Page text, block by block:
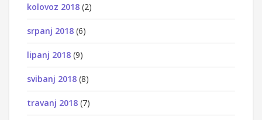
kolovoz 2018 (2)
srpanj 2018 (6)
lipanj 2018 (9)
svibanj 2018 (8)
travanj 2018 (7)